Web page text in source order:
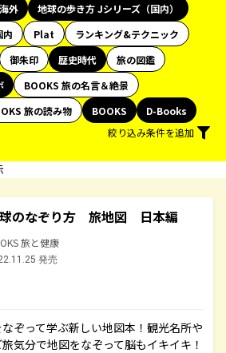
外
地球の歩き方 Jシリーズ（国内）
Plat
ランキング&テクニック
御朱印 歴史時代
旅の図鑑
BOOKS 旅の名言＆絶景
旅の読み物 BOOKS
D-Books
絞り込み条件を追加
のなぞり方 旅地図 日本編
旅と健康
発売
ぞって学ぶ新しい地図本！観光名所や
気分で地図をなぞって脳もイキイキ！